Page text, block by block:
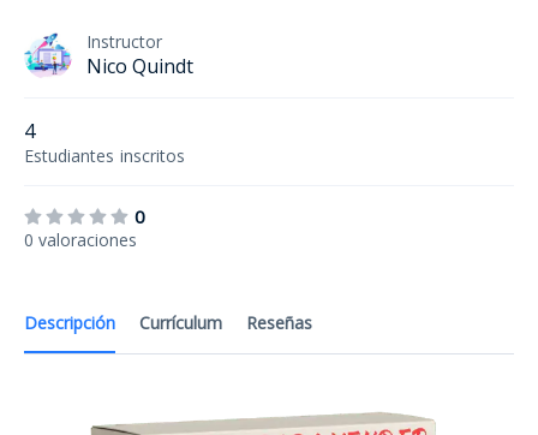
Instructor
Nico Quindt
4
Estudiantes inscritos
0
0 valoraciones
Descripción Currículum Reseñas